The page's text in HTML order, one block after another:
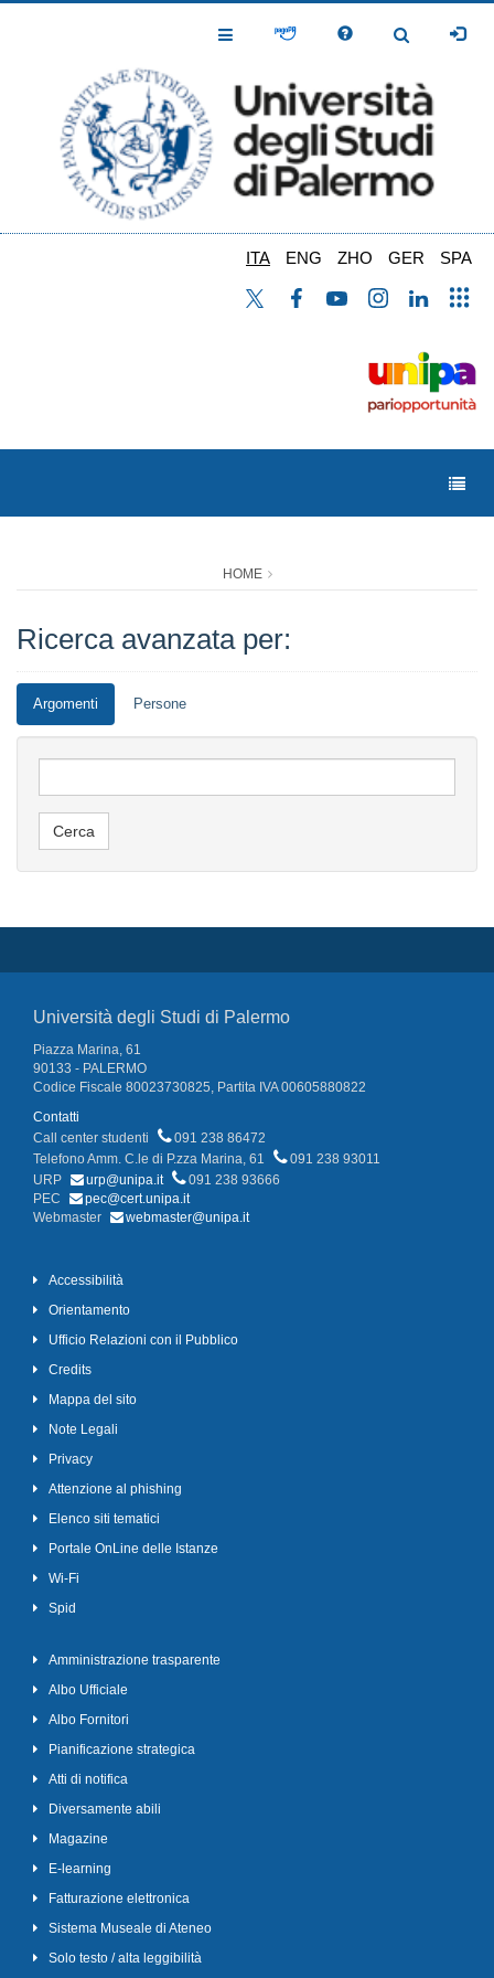
Toggle
Toggle
ITA ENG ZHO GER SPA
HOME
Ricerca avanzata per:
Argomenti Persone
Università degli Studi di Palermo
Piazza Marina, 61
90133 - PALERMO
Codice Fiscale 80023730825, Partita IVA 00605880822
Contatti
Call center studenti
091 238 86472
Telefono Amm. C.le di P.zza Marina, 61
091 238 93011
URP
urp@unipa.it
091 238 93666
PEC
pec@cert.unipa.it
Webmaster
webmaster@unipa.it
Accessibilità
Orientamento
Ufficio Relazioni con il Pubblico
Credits
Mappa del sito
Note Legali
Privacy
Attenzione al phishing
Elenco siti tematici
Portale OnLine delle Istanze
Wi-Fi
Spid
Amministrazione trasparente
Albo Ufficiale
Albo Fornitori
Pianificazione strategica
Atti di notifica
Diversamente abili
Magazine
E-learning
Fatturazione elettronica
Sistema Museale di Ateneo
Solo testo / alta leggibilità